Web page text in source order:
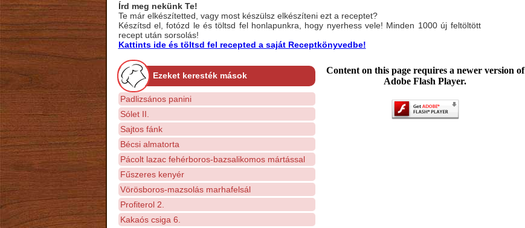
Írd meg nekünk Te!
Te már elkészítetted, vagy most készülsz elkészíteni ezt a receptet?
Készítsd el, fotózd le és töltsd fel honlapunkra, hogy nyerhess vele! Minden 1000 új feltöltött
recept után sorsolás!
Kattints ide és töltsd fel recepted a saját Receptkönyvedbe!
Ezeket keresték mások
Padlizsános panini
Sólet II.
Sajtos fánk
Bécsi almatorta
Pácolt lazac fehérboros-bazsalikomos mártással
Fűszeres kenyér
Vörösboros-mazsolás marhafelsál
Profiterol 2.
Kakaós csiga 6.
Content on this page requires a newer version of
Adobe Flash Player.